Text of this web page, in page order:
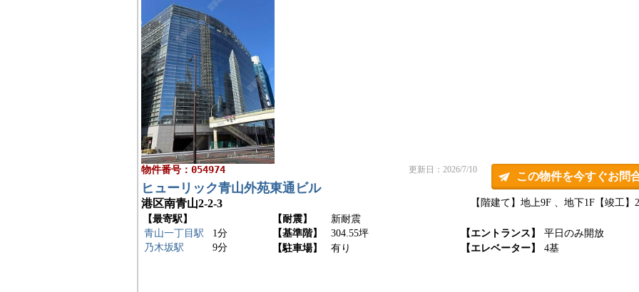
物件番号：054974 更新日：2026/7/10
この物件を今すぐお問
ヒューリック青山外苑東通ビル
港区南青山2-2-3 【竣工】
【階建て】地上9F 、地下1F
【最寄駅】
青山一丁目駅
1分
乃木坂駅
9分
【耐震】
新耐震
【基準階】
304.55坪 【エントランス】
平日のみ開放
【駐車場】
有り 【エレベーター】 4基